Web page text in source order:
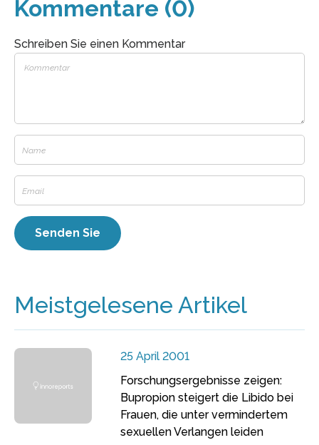
Kommentare (0)
Schreiben Sie einen Kommentar
Meistgelesene Artikel
25 April 2001
Forschungsergebnisse zeigen:
Bupropion steigert die Libido bei
Frauen, die unter vermindertem
sexuellen Verlangen leiden